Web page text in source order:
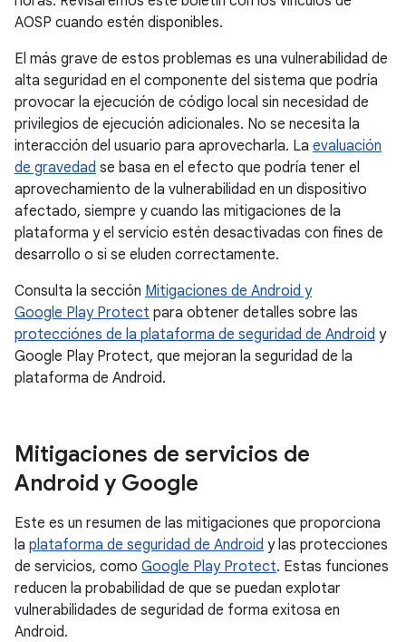
AOSP cuando estén disponibles.
El más grave de estos problemas es una vulnerabilidad de
alta seguridad en el componente del sistema que podría
provocar la ejecución de código local sin necesidad de
privilegios de ejecución adicionales. No se necesita la
interacción del usuario para aprovecharla. La evaluación
de gravedad se basa en el efecto que podría tener el
aprovechamiento de la vulnerabilidad en un dispositivo
afectado, siempre y cuando las mitigaciones de la
plataforma y el servicio estén desactivadas con fines de
desarrollo o si se eluden correctamente.
Consulta la sección Mitigaciones de Android y
Google Play Protect para obtener detalles sobre las
protecciónes de la plataforma de seguridad de Android y
Google Play Protect, que mejoran la seguridad de la
plataforma de Android.
Mitigaciones de servicios de
Android y Google
Este es un resumen de las mitigaciones que proporciona
la plataforma de seguridad de Android y las protecciones
de servicios, como Google Play Protect. Estas funciones
reducen la probabilidad de que se puedan explotar
vulnerabilidades de seguridad de forma exitosa en
Android.